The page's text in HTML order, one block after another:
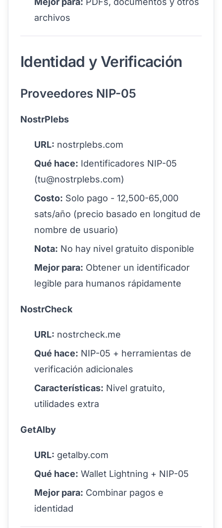
archivos
Identidad y Verificación
Proveedores NIP-05
NostrPlebs
URL: nostrplebs.com
Qué hace: Identificadores NIP-05
(tu@nostrplebs.com)
Costo: Solo pago - 12,500-65,000
sats/año (precio basado en longitud de
nombre de usuario)
Nota: No hay nivel gratuito disponible
Mejor para: Obtener un identificador
legible para humanos rápidamente
NostrCheck
URL: nostrcheck.me
Qué hace: NIP-05 + herramientas de
verificación adicionales
Características: Nivel gratuito,
utilidades extra
GetAlby
URL: getalby.com
Qué hace: Wallet Lightning + NIP-05
Mejor para: Combinar pagos e
identidad